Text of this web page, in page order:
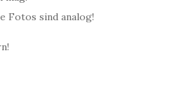
Fotos sind analog!